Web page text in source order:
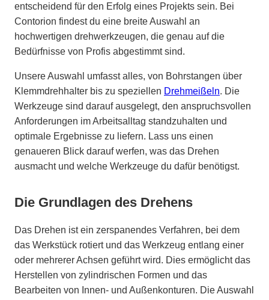
entscheidend für den Erfolg eines Projekts sein. Bei
Contorion findest du eine breite Auswahl an
hochwertigen drehwerkzeugen, die genau auf die
Bedürfnisse von Profis abgestimmt sind.
Unsere Auswahl umfasst alles, von Bohrstangen über
Klemmdrehhalter bis zu speziellen Drehmeißeln. Die
Werkzeuge sind darauf ausgelegt, den anspruchsvollen
Anforderungen im Arbeitsalltag standzuhalten und
optimale Ergebnisse zu liefern. Lass uns einen
genaueren Blick darauf werfen, was das Drehen
ausmacht und welche Werkzeuge du dafür benötigst.
Die Grundlagen des Drehens
Das Drehen ist ein zerspanendes Verfahren, bei dem
das Werkstück rotiert und das Werkzeug entlang einer
oder mehrerer Achsen geführt wird. Dies ermöglicht das
Herstellen von zylindrischen Formen und das
Bearbeiten von Innen- und Außenkonturen. Die Auswahl